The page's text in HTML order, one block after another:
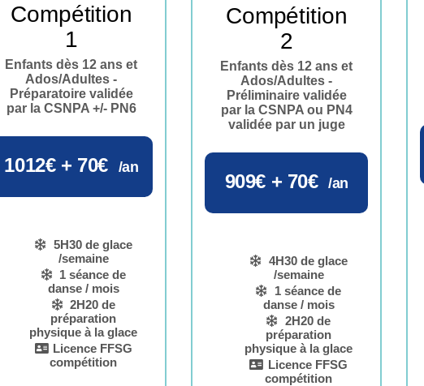
Compétition
1
Enfants dès 12 ans et
Ados/Adultes -
Préparatoire validée
par la CSNPA +/- PN6
1012€ + 70€ /an
5H30 de glace
/semaine
1 séance de
danse / mois
2H20 de
préparation
physique à la glace
Licence FFSG
compétition
Compétition
2
Enfants dès 12 ans et
Ados/Adultes -
Préliminaire validée
par la CSNPA ou PN4
validée par un juge
909€ + 70€ /an
4H30 de glace
/semaine
1 séance de
danse / mois
2H20 de
préparation
physique à la glace
Licence FFSG
compétition